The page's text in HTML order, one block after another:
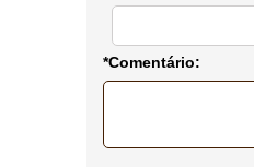
*Comentário: